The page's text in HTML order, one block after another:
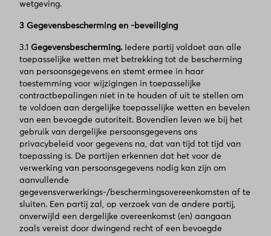
wetgeving.
3 Gegevensbescherming en -beveiliging
3.1 Gegevensbescherming. Iedere partij voldoet aan alle
toepasselijke wetten met betrekking tot de bescherming
van persoonsgegevens en stemt ermee in haar
toestemming voor wijzigingen in toepasselijke
contractbepalingen niet in te houden of uit te stellen om
te voldoen aan dergelijke toepasselijke wetten en bevelen
van een bevoegde autoriteit. Bovendien leven we bij het
gebruik van dergelijke persoonsgegevens ons
privacybeleid voor gegevens na, dat van tijd tot tijd van
toepassing is. De partijen erkennen dat het voor de
verwerking van persoonsgegevens nodig kan zijn om
aanvullende
gegevensverwerkings-/beschermingsovereenkomsten af te
sluiten. Een partij zal, op verzoek van de andere partij,
onverwijld een dergelijke overeenkomst (en) aangaan
zoals vereist door dwingend recht of een bevoegde